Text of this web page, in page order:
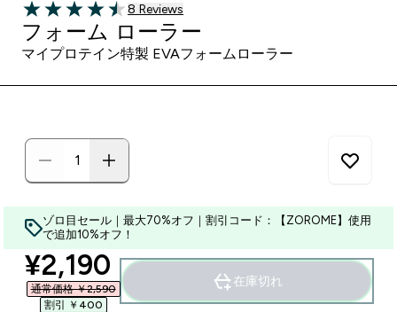
4.5 out of 5 stars
8 ＋件の口コミ
8 Reviews
フォーム ローラー
マイプロテイン特製 EVAフォームローラー
ゾロ目セール｜最大70%オフ｜割引コード：【ZOROME】使用
で追加10%オフ！
discounted price
¥2,190‎
通常価格 ￥2,590‎
割引 ￥400‎
在庫切れ